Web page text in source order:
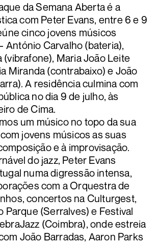
da Semana Aberta é a
com Peter Evans, entre 6 e 9
cinco jovens músicos
Carvalho (bateria),
(vibrafone), Maria João Leite
Miranda (contrabaixo) e João
A residência culmina com
no dia 9 de julho, às
de Cima.
um músico no topo da sua
jovens músicos as suas
e à improvisação.
do jazz, Peter Evans
numa digressão intensa,
com a Orquestra de
concertos na Culturgest,
Parque (Serralves) e Festival
(Coimbra), onde estreia
João Barradas, Aaron Parks